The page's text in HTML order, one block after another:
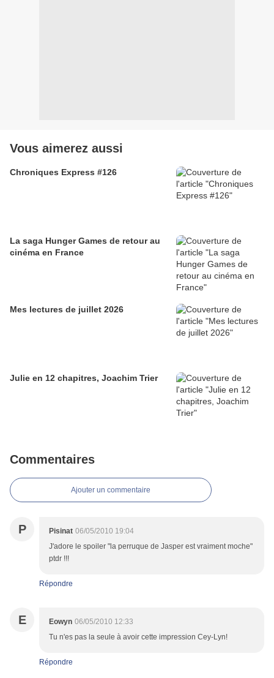
Vous aimerez aussi
Chroniques Express #126
La saga Hunger Games de retour au
cinéma en France
Mes lectures de juillet 2026
Julie en 12 chapitres, Joachim Trier
Commentaires
Ajouter un commentaire
P Pisinat 06/05/2010 19:04
J'adore le spoiler "la perruque de Jasper est vraiment moche"
ptdr !!!
Répondre
E Eowyn 06/05/2010 12:33
Tu n'es pas la seule à avoir cette impression Cey-Lyn!
Répondre